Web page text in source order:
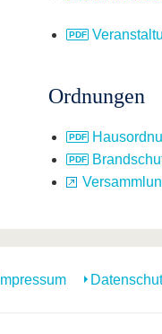
Ordnungen
Impressum